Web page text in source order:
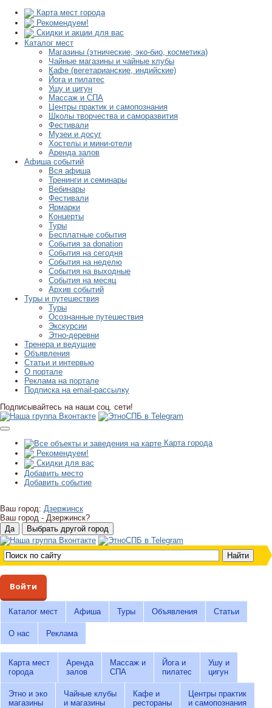
Карта мест города
Рекомендуем!
Скидки и акции для вас
Каталог мест
Магазины (этнические, эко-био, косметика)
Чайные магазины и чайные клубы
Кафе (вегетарианские, индийские)
Йога и пилатес
Ушу и цигун
Массаж и СПА
Центры практик и самопознания
Школы творчества и саморазвития
Фестивали
Музеи и досуг
Хостелы и мини-отели
Аренда залов
Афиша событий
Вся афиша
Тренинги и семинары
Вебинары
Фестивали
Ярмарки
Концерты
Туры
Бесплатные события
События за donation
События на сегодня
События на неделю
События на выходные
События на месяц
Архив событий
Туры и путешествия
Туры
Осознанные путешествия
Экскурсии
Этно-деревни
Тренера и ведущие
Объявления
Статьи и интервью
О портале
Реклама на портале
Подписка на email-рассылку
Подписывайтесь на наши соц. сети!
Карта города
Рекомендуем!
Скидки для вас
Добавить место
Добавить событие
Ваш город: Дзержинск
Ваш город - Дзержинск?
Войти
Каталог мест Афиша Туры Объявления Статьи
О нас Реклама
Карта мест
города
Аренда
залов
Массаж и
СПА
Йога и
пилатес
Ушу и
цигун
Этно и эко
магазины
Чайные клубы
и магазины
Кафе и
рестораны
Центры практик
и самопознания